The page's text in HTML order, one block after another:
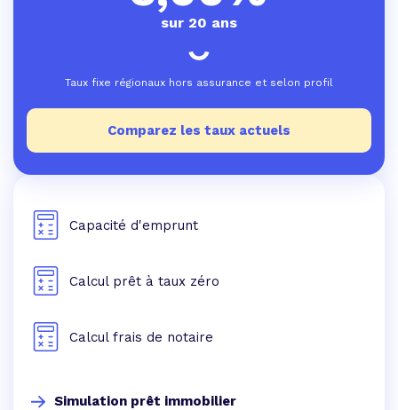
sur 20 ans
Taux fixe régionaux hors assurance et selon profil
Comparez les taux actuels
Capacité d'emprunt
Calcul prêt à taux zéro
Calcul frais de notaire
Simulation prêt immobilier